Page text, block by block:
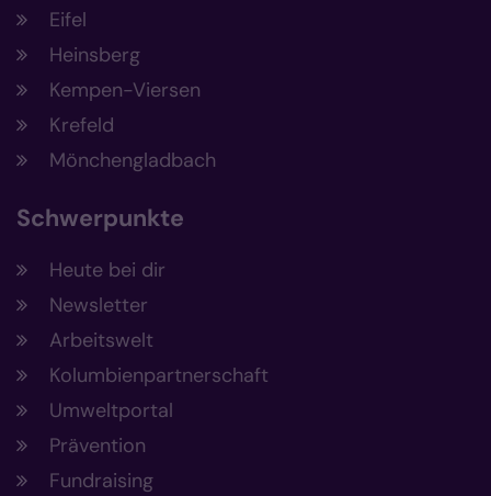
Eifel
Heinsberg
Kempen-Viersen
Krefeld
Mönchengladbach
Schwerpunkte
Heute bei dir
Newsletter
Arbeitswelt
Kolumbienpartnerschaft
Umweltportal
Prävention
Fundraising